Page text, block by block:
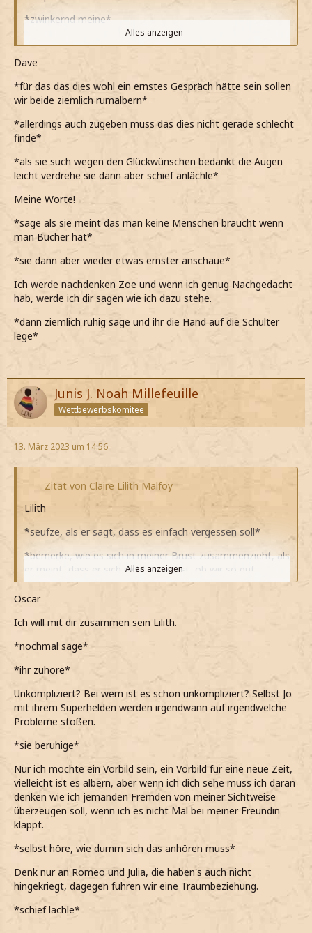
*zwinkernd meine*
*es irgendwie auch ein wenig seltsam finde, dass wir noch
Danke für die Glückwünsche.
*mich leicht verbeuge*
Genau, wer braucht denn schon Menschen, wenn man
Bücher hat.
*ironisch sage*
Das habe ich mir schon fast gedacht.
*dass aber mir auch nicht meine Frage beantwortet*
*ihn aber auch nicht drängen will*
*die Situation schon ein wenig schräg sind*
Alles anzeigen
Dave
*für das das dies wohl ein ernstes Gespräch hätte sein sollen
wir beide ziemlich rumalbern*
*allerdings auch zugeben muss das dies nicht gerade schlecht
finde*
*als sie such wegen den Glückwünschen bedankt die Augen
leicht verdrehe sie dann aber schief anlächle*
Meine Worte!
*sage als sie meint das man keine Menschen braucht wenn
man Bücher hat*
*sie dann aber wieder etwas ernster anschaue*
Ich werde nachdenken Zoe und wenn ich genug Nachgedacht
hab, werde ich dir sagen wie ich dazu stehe.
*dann ziemlich ruhig sage und ihr die Hand auf die Schulter
lege*
Junis J. Noah Millefeuille
Wettbewerbskomitee
13. März 2023 um 14:56
Zitat von Claire Lilith Malfoy
Lilith
*seufze, als er sagt, dass es einfach vergessen soll*
*bemerke, wie es sich in meiner Brust zusammenzieht, als
er meint, dass er sich nicht sicher ist, ob wir so gut
zusammen passen*
auszugehen, wenn du doch wusstest, was auf dich
*meine Beziehung zu Oscar jetzt nicht einfach aufgeben
will*
*das eindeutig zu einfach wäre und auch nicht möchte*
Wieso kann es nicht einfach unkompliziert sein? Ich
dachte, dass Gefühle in einer Beziehung, die negativen
Dinge überwiegen können, aber du scheinst gerade nichts
anderes zu sehen.
*mehr mich selbst frage, als dass es an Oscar gerichtet
ist*
Andere bekommen es doch auch hin. Warum wir nicht?
*ihn dann anschaue und abermals seufze*
*meinen Kopf ein wenig senke*
Alles anzeigen
Oscar
Ich will mit dir zusammen sein Lilith.
*nochmal sage*
*ihr zuhöre*
Unkompliziert? Bei wem ist es schon unkompliziert? Selbst Jo
mit ihrem Superhelden werden irgendwann auf irgendwelche
Probleme stoßen.
*sie beruhige*
Nur ich möchte ein Vorbild sein, ein Vorbild für eine neue Zeit,
vielleicht ist es albern, aber wenn ich dich sehe muss ich daran
denken wie ich jemanden Fremden von meiner Sichtweise
überzeugen soll, wenn ich es nicht Mal bei meiner Freundin
klappt.
*selbst höre, wie dumm sich das anhören muss*
Denk nur an Romeo und Julia, die haben's auch nicht
hingekriegt, dagegen führen wir eine Traumbeziehung.
*schief lächle*